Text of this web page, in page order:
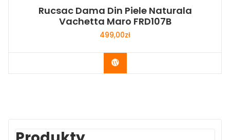
Rucsac Dama Din Piele Naturala
Vachetta Maro FRD107B
499,00zł
Buy Now